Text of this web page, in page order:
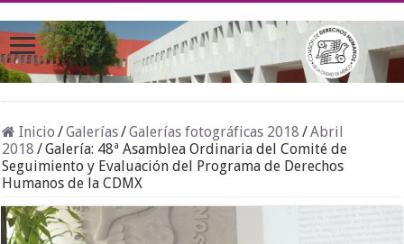
Inicio /Galerías/Galerías fotográficas 2018 /Abril
2018 /Galería: 48ª Asamblea Ordinaria del Comité de
Seguimiento y Evaluación del Programa de Derechos
Humanos de la CDMX